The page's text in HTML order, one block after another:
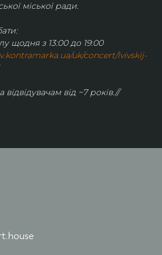
міської ради.
щодня з 13:00 до 19:00
uk/concert/lvivskij-
від ~7 років.//